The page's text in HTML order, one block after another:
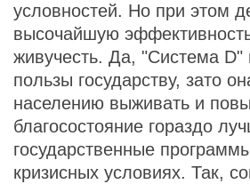
условностей. Но при этом
высочайшую
живучесть. Да, "Система D"
пользы государству, зато
населению выживать и
благосостояние гораздо
государственные
кризисных условиях. Так,